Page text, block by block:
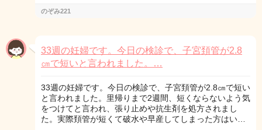
のぞみ221
33週の妊婦です。今日の検診で、子宮頚管が2.8
㎝で短いと言われました。…
33週の妊婦です。今日の検診で、子宮頚管が2.8㎝で短い
と言われました。里帰りまで2週間、短くならないよう気
をつけてと言われ、張り止めや抗生剤を処方されまし
た。実際頚管が短くて破水や早産してしまった方はい…